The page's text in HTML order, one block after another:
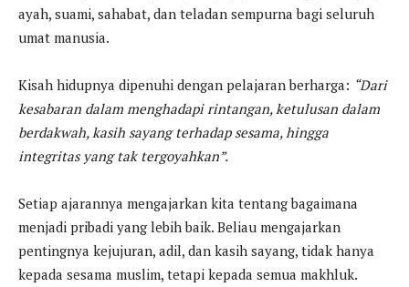
ayah, suami, sahabat, dan teladan sempurna bagi seluruh
umat manusia.
Kisah hidupnya dipenuhi dengan pelajaran berharga: “Dari
kesabaran dalam menghadapi rintangan, ketulusan dalam
berdakwah, kasih sayang terhadap sesama, hingga
integritas yang tak tergoyahkan”.
Setiap ajarannya mengajarkan kita tentang bagaimana
menjadi pribadi yang lebih baik. Beliau mengajarkan
pentingnya kejujuran, adil, dan kasih sayang, tidak hanya
kepada sesama muslim, tetapi kepada semua makhluk.